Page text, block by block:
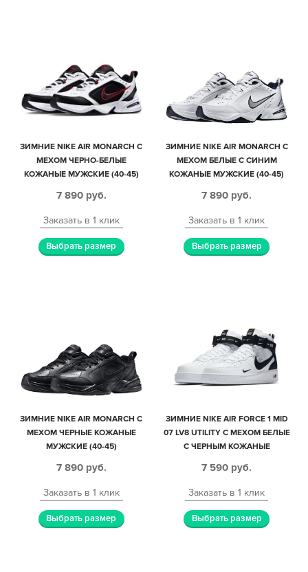
ЗИМНИЕ NIKE AIR MONARCH С
МЕХОМ ЧЕРНО-БЕЛЫЕ
КОЖАНЫЕ МУЖСКИЕ (40-45)
7 890 руб.
Заказать в 1 клик
Выбрать размер
ЗИМНИЕ NIKE AIR MONARCH С
МЕХОМ БЕЛЫЕ С СИНИМ
КОЖАНЫЕ МУЖСКИЕ (40-45)
7 890 руб.
Заказать в 1 клик
Выбрать размер
ЗИМНИЕ NIKE AIR MONARCH С
МЕХОМ ЧЕРНЫЕ КОЖАНЫЕ
МУЖСКИЕ (40-45)
7 890 руб.
Заказать в 1 клик
Выбрать размер
ЗИМНИЕ NIKE AIR FORCE 1 MID
07 LV8 UTILITY С МЕХОМ БЕЛЫЕ
С ЧЕРНЫМ КОЖАНЫЕ
7 590 руб.
Заказать в 1 клик
Выбрать размер